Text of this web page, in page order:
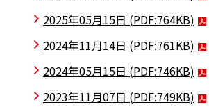
2025年05月15日 (PDF:764KB)
2024年11月14日 (PDF:761KB)
2024年05月15日 (PDF:746KB)
2023年11月07日 (PDF:749KB)